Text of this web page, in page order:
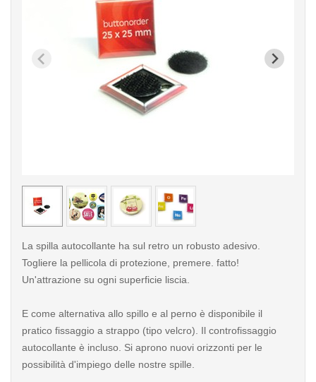
< /picture>
La spilla autocollante ha sul retro un robusto adesivo.
Togliere la pellicola di protezione, premere. fatto!
Un'attrazione su ogni superficie liscia.
E come alternativa allo spillo e al perno è disponibile il
pratico fissaggio a strappo (tipo velcro). Il controfissaggio
autocollante è incluso. Si aprono nuovi orizzonti per le
possibilità d'impiego delle nostre spille.